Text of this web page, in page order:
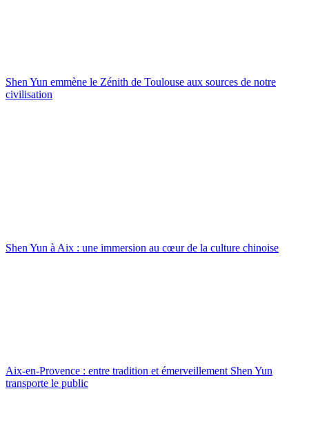
Shen Yun emmène le Zénith de Toulouse aux sources de notre
civilisation
Shen Yun à Aix : une immersion au cœur de la culture chinoise
Aix-en-Provence : entre tradition et émerveillement Shen Yun
transporte le public